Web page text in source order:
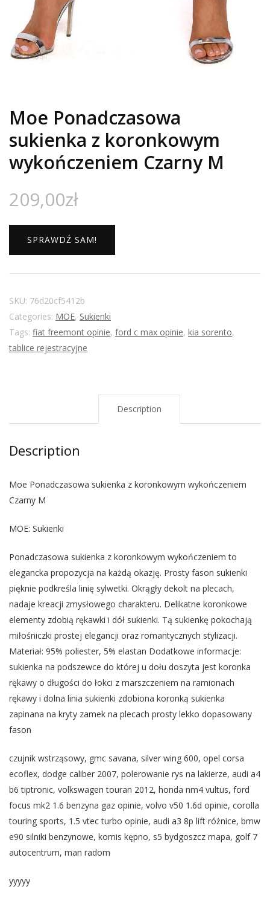
Moe Ponadczasowa
sukienka z koronkowym
wykończeniem Czarny M
209,00zł
SPRAWDŹ SAM!
SKU: 76d20cf5412b
Categories: MOE, Sukienki
Tags: fiat freemont opinie, ford c max opinie, kia sorento,
tablice rejestracyjne
Description
Description
Moe Ponadczasowa sukienka z koronkowym wykończeniem
Czarny M
MOE: Sukienki
Ponadczasowa sukienka z koronkowym wykończeniem to
elegancka propozycja na każdą okazję. Prosty fason sukienki
pięknie podkreśla linię sylwetki. Okrągły dekolt na plecach,
nadaje kreacji zmysłowego charakteru. Delikatne koronkowe
elementy zdobią rękawki i dół sukienki. Tą sukienkę pokochają
miłośniczki prostej elegancji oraz romantycznych stylizacji.
Materiał: 95% poliester, 5% elastan Dodatkowe informacje:
sukienka na podszewce do której u dołu doszyta jest koronka
rękawy o długości do łokci z marszczeniem na ramionach
rękawy i dolna linia sukienki zdobiona koronką sukienka
zapinana na kryty zamek na plecach prosty lekko dopasowany
fason
czujnik wstrząsowy, gmc savana, silver wing 600, opel corsa
ecoflex, dodge caliber 2007, polerowanie rys na lakierze, audi a4
b6 tiptronic, volkswagen touran 2012, honda nm4 vultus, ford
focus mk2 1.6 benzyna gaz opinie, volvo v50 1.6d opinie, corolla
touring sports, 1.5 vtec turbo opinie, audi a3 8p lift różnice, bmw
e90 silniki benzynowe, komis kępno, s5 bydgoszcz mapa, golf 7
autocentrum, man radom
yyyyy